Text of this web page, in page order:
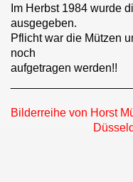
Im Herbst 1984 wurde
ausgegeben.
Pflicht war die Mützen
noch
aufgetragen werden!!
Bilderreihe von Horst